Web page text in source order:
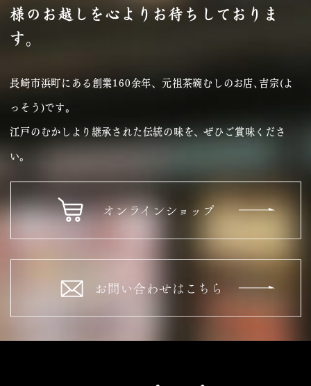
様のお越しを心よりお待ちしておりま
す。
長崎市浜町にある創業160余年、元祖茶碗むしのお店､吉宗(よ
っそう)です｡
江戸のむかしより継承された伝統の味を、ぜひご賞味くださ
い。